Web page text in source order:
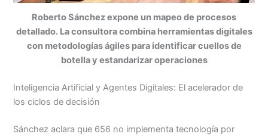
Roberto Sánchez expone un mapeo de procesos
detallado. La consultora combina herramientas digitales
con metodologías ágiles para identificar cuellos de
botella y estandarizar operaciones
Inteligencia Artificial y Agentes Digitales: El acelerador de
los ciclos de decisión
Sánchez aclara que 656 no implementa tecnología por